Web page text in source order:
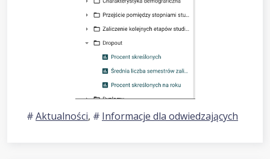
Aktualności, Informacje dla odwiedzających